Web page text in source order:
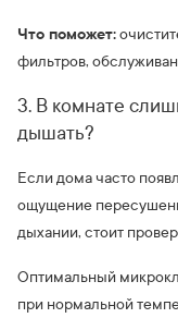
Что поможет:
фильтров,
3. В комнате
дышать?
Если дома часто
ощущение
дыхании, стоит
Оптимальный
при нормальной